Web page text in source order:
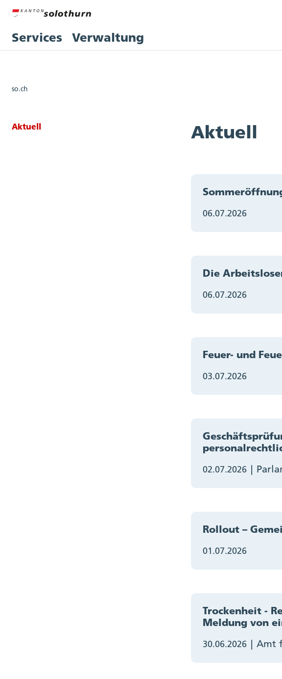
Services Verwaltung
so.ch
Seitennavigation: Aktuell
Aktuell Aktuell
06.07.2026
Die
06.07.2026
Feuer- und
03.07.2026
02.07.2026
Rollout –
01.07.2026
Trockenheit -
Meldung von
30.06.2026 Amt